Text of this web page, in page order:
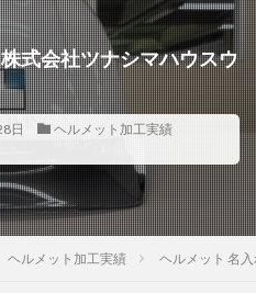
式会社ツナシマハウスウ
日
ヘルメット加工実績
ヘルメット加工実績 ヘルメット 名